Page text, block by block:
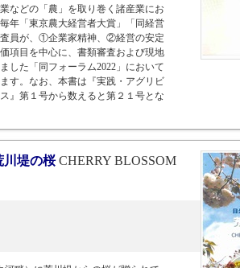
などの「農」を取り巻く諸産業にお
年「東京農大経営者大賞」「同経営
員が、①企業家精神、②経営の安定
目を中心に、書類審査および現地
した「同フォーラム2022」において
す。なお、本書は『実践・アグリビ
』第１号から数えると第２１号とな
堤の桜CHERRY BLOSSOM